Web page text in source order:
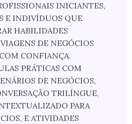
INICIANTES,
E INDIVÍDUOS QUE
HABILIDADES
DE NEGÓCIOS
CONFIANÇA.
PRÁTICAS COM
DE NEGÓCIOS,
TRILÍNGUE,
PARA
E ATIVIDADES